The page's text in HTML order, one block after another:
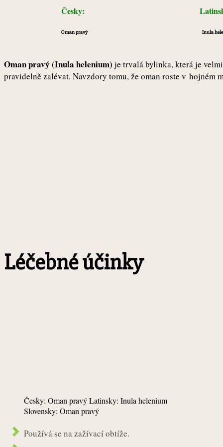
Česky:
Oman pravý Inula
Oman pravý (Inula helenium) je trvalá bylinka, která je
pravidelně zalévat. Navzdory tomu, že oman roste v hojném
Léčebné účinky
Česky: Oman pravý Latinsky: Inula helenium
Slovensky: Oman pravý
Používá se na zažívací obtíže.